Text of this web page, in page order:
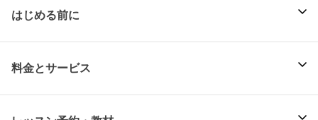
はじめる前に
料金とサービス